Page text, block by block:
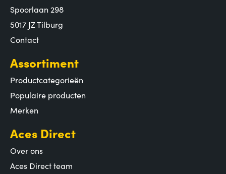
Spoorlaan 298
5017 JZ Tilburg
Contact
Assortiment
Productcategorieën
Populaire producten
Merken
Aces Direct
Over ons
Aces Direct team